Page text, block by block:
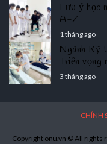
Lưu ý học
A-Z
1 tháng ago
Ngành Kỹ
Triển vọng
3 tháng ago
Copyright onu.vn © All rights
CHÍNH